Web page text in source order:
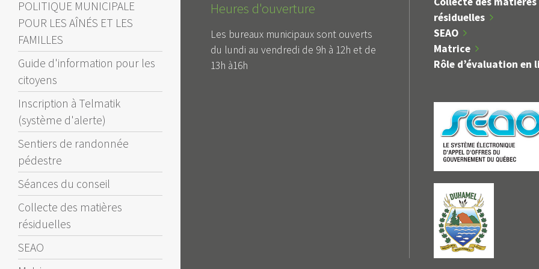
POLITIQUE MUNICIPALE
POUR LES AÎNÉS ET LES
FAMILLES
Guide d'information pour les
citoyens
Inscription à Telmatik
(système d'alerte)
Sentiers de randonnée
pédestre
Séances du conseil
Collecte des matières
résiduelles
SEAO
Heures d'ouverture
Les bureaux municipaux sont ouverts
du lundi au vendredi de 9h à 12h et de
13h à16h
résiduelles
SEAO
Matrice
Rôle d’évaluation en